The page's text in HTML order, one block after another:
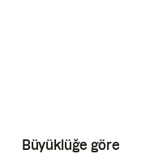
Büyüklüğe göre